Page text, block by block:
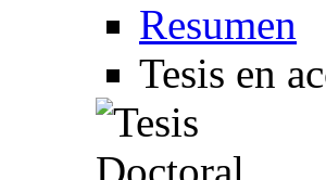
Resumen
Tesis en